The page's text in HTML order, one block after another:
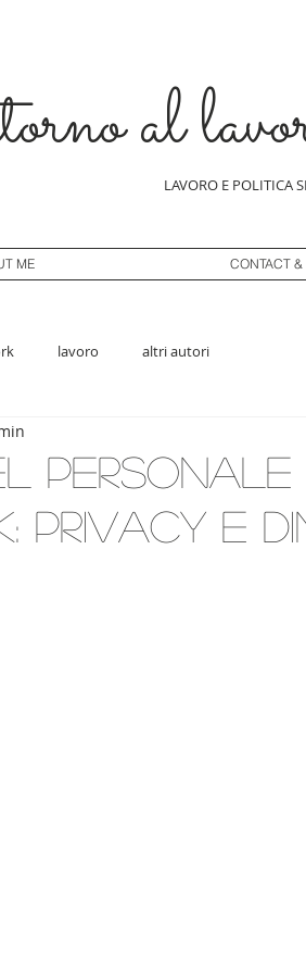
al
LAVORO E POLITICA
ME CONTACT &
lavoro altri autori
personale
privacy e